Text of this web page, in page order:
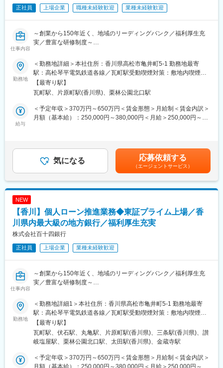
変更の範囲：当行業務全般 （詳細は、面談・面接時にご確認くだ
る複雑なものづくりプロセス全体の改善が必要になってきていま
・ものづくり現場を強化したいが何をすればよいのか分からない
・自社の生産ラインが効率的か判断できない
・生産ラインでの不良品率を削減したい
・製品品質を向上させたい
◇ サポート内容
なり、生産工程、従業員、原材料調達、システム、しくみ、ルー
ル等のものづくりプロセス全体の改善・効率化をご提案します。
当行が提携／連携する各機関とのネットワークを活用し、お客さ
まの課題解決をお手伝いします。課題解決策の実行時には、伴走
変更の範囲：当行業務全般 （詳細は、面談・面接時にご確認くだ
正社員 上場企業 職種未経験歓迎 業種未経験歓迎
仕事内容
～創業から150年近く、地域のリーディングバンク／福利厚生充
実／豊富な研修制度～
■業務概要：
創業から150年近く、地域のリーディングバンクとして地元の企
業やお客さま、地域社会の発展に貢献しています。
長期ビジョン2030で掲げる「総合コンサルティング・グループの
進化により、地域のみんなとウェルビーイングな社会を創造す
る」の実現に向け、既存事業にとらわれないキャリア採用を積極
的に展開中です。
■業務詳細：
◇営業店窓口、資産運用提案など
た第百十四国立銀行としてスタートしました。明治、大正、昭
和、平成の四代にわたり、香川県経済の中心として、常にゆるぎ
ない基盤と信用を培って続いてきた伝統ある銀行です。
■長期ビジョン・経営計画：
百十四グループ 「長期ビジョン2030」
＜私たちが実現したいこと＞
し、汗をかき、その課題解決に全力を尽くすことで、“地域のみん
な”がよりよくあり続けるための力になることです。
◇お客さま・地域の課題が多様化・複雑化する中、私たちはその
解決に向けたパートナーとして伴走していくことで、“地域のみん
な”と一緒に環境・社会価値の向上したウェルピーイングな社会を
＜その実現に向けて＞
勤務地
＜勤務地詳細＞本社住所：香川県高松市亀井町5-1 勤務地最寄
駅：高松琴平電気鉄道各線／瓦町駅受動喫煙対策：敷地内喫煙可
能場所あり変更の範囲：会社の定める事業所
【最寄り駅】
瓦町駅、片原町駅(香川県)、栗林公園北口駅
給与
＜予定年収＞370万円～650万円＜賃金形態＞月給制＜賃金内訳＞
月額（基本給）：250,000円～380,000円＜月給＞250,000円～
目安の金額であり、選考を通じて上下する可能性があります。月
給(月額)は固定手当を含めた表記です。
気になる 応募依頼する
（エージェントサービス）
NEW
【香川】個人ローン推進業務◆東証プライム上場／香
川県内最大級の地方銀行／福利厚生充実
株式会社百十四銀行
正社員 上場企業 業種未経験歓迎
仕事内容
～創業から150年近く、地域のリーディングバンク／福利厚生充
実／豊富な研修制度～
■業務内容：
住宅ローンの新規や借換えを中心に個人向けローンの推進を担当
頂きます。
＜具体的な業務概要＞
◇支店での対応だけでなく、お客さまのご自宅やハウスメーカー
への営業活動も実施いただき、「受付⇒審査⇒契約⇒実行」と一
連の業務をお任せ致します。住宅ローンの返済方式や保険、税
勤務地
＜勤務地詳細1＞本社住所：香川県高松市亀井町5-1 勤務地最寄
駅：高松琴平電気鉄道各線／瓦町駅受動喫煙対策：敷地内喫煙可
能場所あり＜勤務地詳細2＞コンサルティングプラザ住所：香川県
高松市伏石町2122番地1 受動喫煙対策：屋内全面禁煙＜勤務地詳
細3＞コンサルティングプラザ住所：香川県丸亀市田村町1745番
店・本部、関連会社等
【最寄り駅】
瓦町駅、伏石駅、丸亀駅、片原町駅(香川県)、三条駅(香川県)、讃
岐塩屋駅、栗林公園北口駅、太田駅(香川県)、金蔵寺駅
＜予定年収＞370万円～650万円＜賃金形態＞月給制＜賃金内訳＞
月額（基本給）：250,000円～380,000円＜月給＞250,000円～